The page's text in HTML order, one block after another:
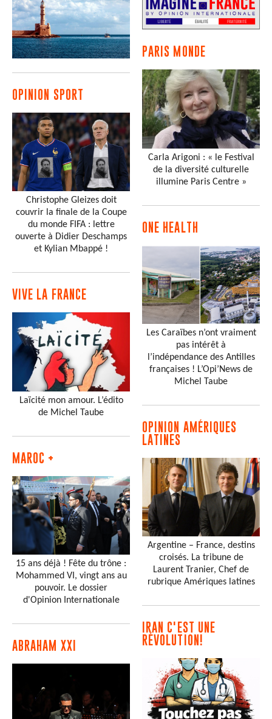
OPINION SPORT
Christophe Gleizes doit
couvrir la finale de la Coupe
du monde FIFA : lettre
ouverte à Didier Deschamps
et Kylian Mbappé !
VIVE LA FRANCE
Laïcité mon amour. L’édito
de Michel Taube
MAROC +
15 ans déjà ! Fête du trône :
Mohammed VI, vingt ans au
pouvoir. Le dossier
d'Opinion Internationale
ABRAHAM XXI
PARIS MONDE
Carla Arigoni : « le Festival
de la diversité culturelle
illumine Paris Centre »
ONE HEALTH
Les Caraïbes n’ont vraiment
pas intérêt à
l’indépendance des Antilles
françaises ! L’Opi’News de
Michel Taube
OPINION AMÉRIQUES
LATINES
Argentine – France, destins
croisés. La tribune de
Laurent Tranier, Chef de
rubrique Amériques latines
IRAN C'EST UNE
RÉVOLUTION!